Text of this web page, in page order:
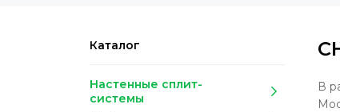
Каталог
Настенные сплит-
системы
В